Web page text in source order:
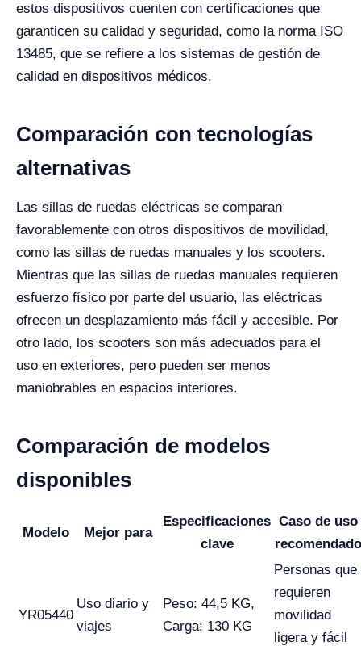
estos dispositivos cuenten con certificaciones que
garanticen su calidad y seguridad, como la norma ISO
13485, que se refiere a los sistemas de gestión de
calidad en dispositivos médicos.
Comparación con tecnologías
alternativas
Las sillas de ruedas eléctricas se comparan
favorablemente con otros dispositivos de movilidad,
como las sillas de ruedas manuales y los scooters.
Mientras que las sillas de ruedas manuales requieren
esfuerzo físico por parte del usuario, las eléctricas
ofrecen un desplazamiento más fácil y accesible. Por
otro lado, los scooters son más adecuados para el
uso en exteriores, pero pueden ser menos
maniobrables en espacios interiores.
Comparación de modelos
disponibles
Modelo Mejor para
Especificaciones
clave
Caso de uso
recomendado
YR05440
Uso diario y
viajes
Peso: 44,5 KG,
Carga: 130 KG
Personas que
requieren
movilidad
ligera y fácil